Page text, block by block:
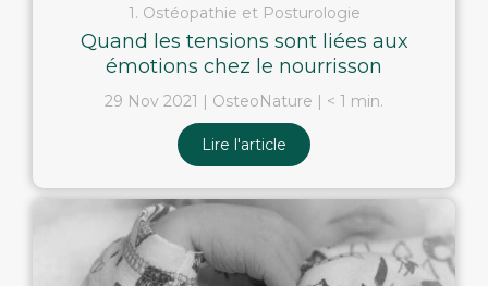
1. Ostéopathie et Posturologie
Quand les tensions sont liées aux
émotions chez le nourrisson
29 Nov 2021 OsteoNature < 1 min.
Lire l'article